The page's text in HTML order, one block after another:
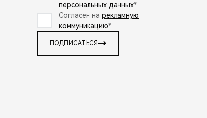
персональных данных*
Согласен на рекламную
коммуникацию*
ПОДПИСАТЬСЯ